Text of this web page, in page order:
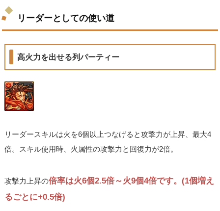
リーダーとしての使い道
高火力を出せる列パーティー
リーダースキルは火を6個以上つなげると攻撃力が上昇、最大4
倍。スキル使用時、火属性の攻撃力と回復力が2倍。
攻撃力上昇の倍率は火6個2.5倍～火9個4倍です。(1個増え
るごとに+0.5倍)